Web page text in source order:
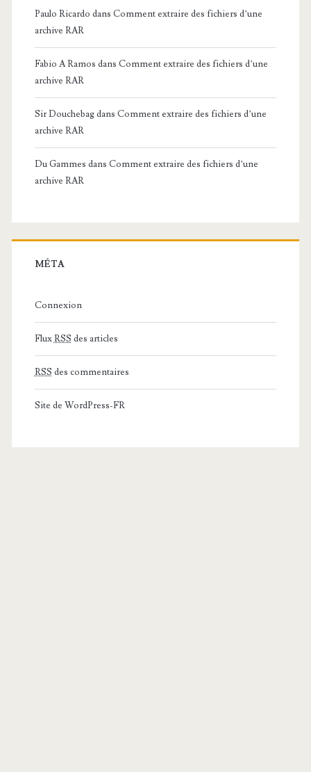
Paulo Ricardo dans Comment extraire des fichiers d’une
archive RAR
Fabio A Ramos dans Comment extraire des fichiers d’une
archive RAR
Sir Douchebagdans Comment extraire des fichiers d’une
archive RAR
Du Gammes dans Comment extraire des fichiers d’une
archive RAR
MÉTA
Connexion
FluxRSS des articles
RSS des commentaires
Site de WordPress-FR